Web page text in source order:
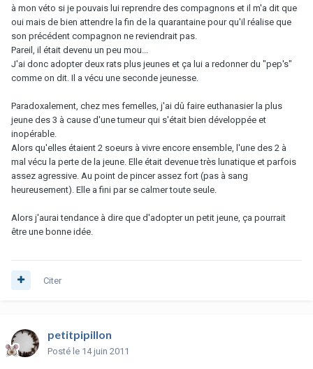
à mon véto si je pouvais lui reprendre des compagnons et il m'a dit que
oui mais de bien attendre la fin de la quarantaine pour qu'il réalise que
son précédent compagnon ne reviendrait pas.
Pareil, il était devenu un peu mou...
J'ai donc adopter deux rats plus jeunes et ça lui a redonner du "pep's"
comme on dit. Il a vécu une seconde jeunesse.
Paradoxalement, chez mes femelles, j'ai dû faire euthanasier la plus
jeune des 3 à cause d'une tumeur qui s'était bien développée et
inopérable.
Alors qu'elles étaient 2 soeurs à vivre encore ensemble, l'une des 2 à
mal vécu la perte de la jeune. Elle était devenue très lunatique et parfois
assez agressive. Au point de pincer assez fort (pas à sang
heureusement). Elle a fini par se calmer toute seule.
Alors j'aurai tendance à dire que d'adopter un petit jeune, ça pourrait
être une bonne idée.
Citer
petitpipillon
Posté le 14 juin 2011